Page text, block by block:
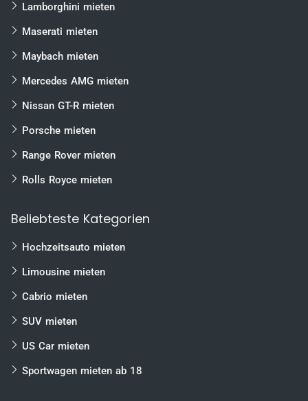
Lamborghini mieten
Maserati mieten
Maybach mieten
Mercedes AMG mieten
Nissan GT-R mieten
Porsche mieten
Range Rover mieten
Rolls Royce mieten
Beliebteste Kategorien
Hochzeitsauto mieten
Limousine mieten
Cabrio mieten
SUV mieten
US Car mieten
Sportwagen mieten ab 18